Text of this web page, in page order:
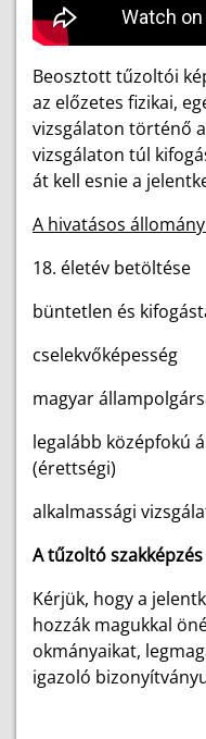
Beosztott tűzoltói
az előzetes fizikai,
vizsgálaton történő
vizsgálaton túl
át kell esnie a
A hivatásos
18. életév betöltése
büntetlen és
cselekvőképesség
magyar
legalább középfokú
(érettségi)
alkalmassági
A tűzoltó
Kérjük, hogy a
hozzák magukkal
okmányaikat,
igazoló